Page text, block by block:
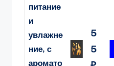
питание
и
увлажне
ние, с
аромато
5
5